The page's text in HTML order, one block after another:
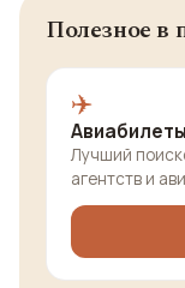
Полезное в
✈️
Лучший
агентств и